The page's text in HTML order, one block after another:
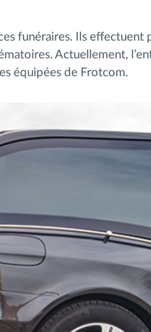
funéraires. Ils effectuent
Actuellement,
équipées de Frotcom.